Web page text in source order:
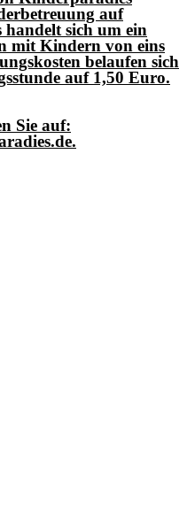
auf
sich um ein
mit Kindern von eins
belaufen sich
auf 1,50 Euro.
Sie auf: